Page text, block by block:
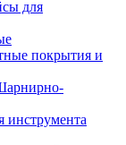
для
покрытия и
инструмента